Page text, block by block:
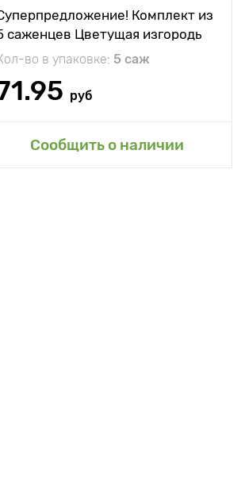
Комплект из
саженцев Цветущая изгородь
во в упаковке: 5 саж
руб
Сообщить о наличии
Добавить в мой сад